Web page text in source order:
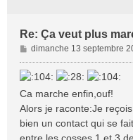
Re: Ça veut plus
M
e
s
a
g
e
dimanche 13 septembre
Ca marche enfin,ouf!
Alors je raconte:Je
bien un contact qui se
entre les cosses 1 et 3